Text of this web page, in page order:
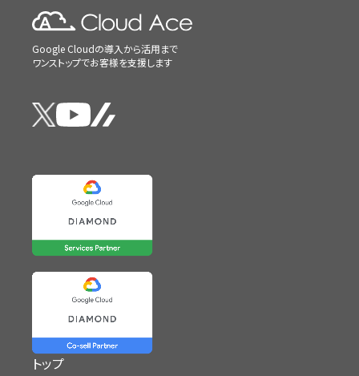
Google Cloudの導入から活用まで
ワンストップでお客様を支援します
トップ